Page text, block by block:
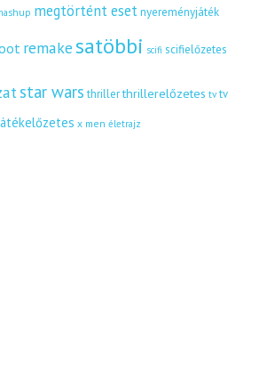
megtörtént eset nyereményjáték
remakesatöbbi scifi scifielőzetes
star wars thriller thrillerelőzetes tv tv
x men életrajz